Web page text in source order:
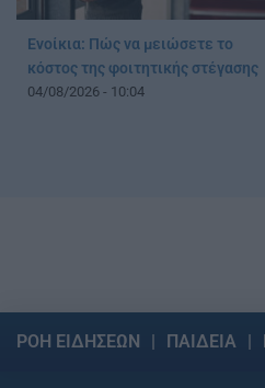
Ενοίκια: Πώς να μειώσετε το
κόστος της φοιτητικής στέγασης
04/08/2026 - 10:04
ΡΟΗ ΕΙΔΗΣΕΩΝ ΠΑΙΔΕΙΑ